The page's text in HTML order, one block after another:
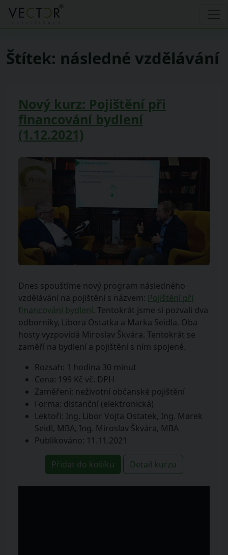
Štítek: následné vzdělávání
Nový kurz: Pojištění při
financování bydlení
(1.12.2021)
Dnes spouštíme nový program následného
vzdělávání na pojištění s názvem: Pojištění při
financování bydlení. Tentokrát jsme si pozvali dva
odborníky, Libora Ostatka a Marka Seidla. Oba
hosty vyzpovídá Miroslav Škvára. Tentokrát se
zaměří na bydlení a pojištění s ním spojené.
Rozsah: 1 hodina 30 minut
Cena: 199 Kč vč. DPH
Zaměření: neživotní občanské pojištění
Forma: distanční (elektronická)
Lektoři: Ing. Libor Vojta Ostatek, Ing. Marek
Seidl, MBA, Ing. Miroslav Škvára, MBA
Publikováno: 11.11.2021
Přidat do košíku Detail kurzu